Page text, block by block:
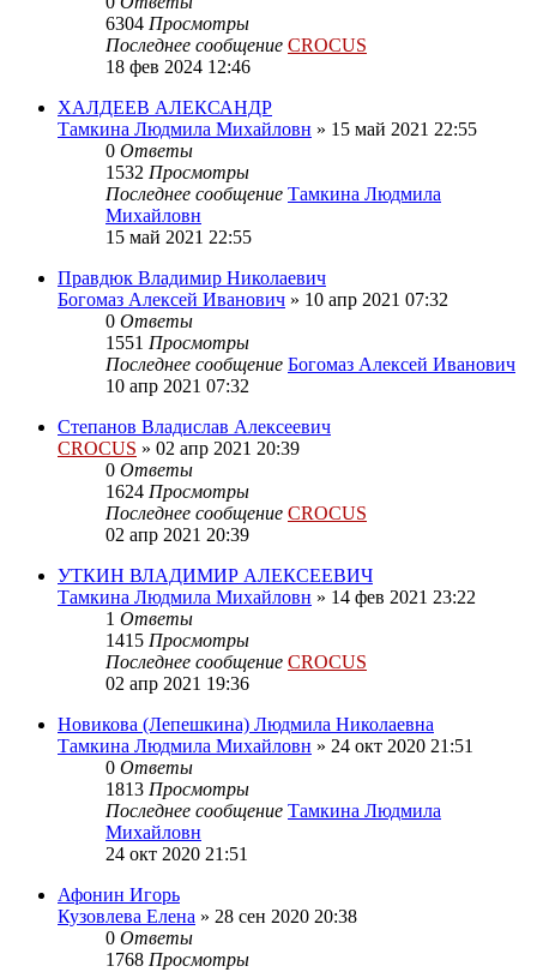
6304 Просмотры
Последнее сообщение CROCUS
18 фев 2024 12:46
ХАЛДЕЕВ АЛЕКСАНДР
Тамкина Людмила Михайловн » 15 май 2021 22:55
0 Ответы
1532 Просмотры
Последнее сообщение Тамкина Людмила
Михайловн
15 май 2021 22:55
Правдюк Владимир Николаевич
Богомаз Алексей Иванович » 10 апр 2021 07:32
0 Ответы
1551 Просмотры
Последнее сообщение Богомаз Алексей Иванович
10 апр 2021 07:32
Степанов Владислав Алексеевич
CROCUS » 02 апр 2021 20:39
0 Ответы
1624 Просмотры
Последнее сообщение CROCUS
02 апр 2021 20:39
УТКИН ВЛАДИМИР АЛЕКСЕЕВИЧ
Тамкина Людмила Михайловн » 14 фев 2021 23:22
1 Ответы
1415 Просмотры
Последнее сообщение CROCUS
02 апр 2021 19:36
Новикова (Лепешкина) Людмила Николаевна
Тамкина Людмила Михайловн » 24 окт 2020 21:51
0 Ответы
1813 Просмотры
Последнее сообщение Тамкина Людмила
Михайловн
24 окт 2020 21:51
Афонин Игорь
Кузовлева Елена » 28 сен 2020 20:38
0 Ответы
1768 Просмотры